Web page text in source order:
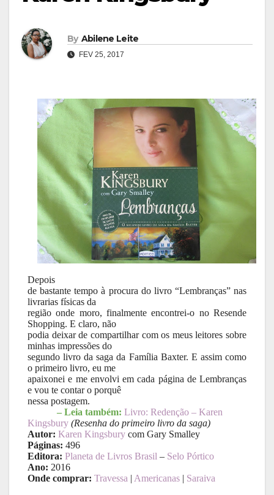
By Abilene Leite
FEV 25, 2017
Depois
de bastante tempo à procura do livro “Lembranças” nas
livrarias físicas da
região onde moro, finalmente encontrei-o no Resende
Shopping. E claro, não
podia deixar de compartilhar com os meus leitores sobre
minhas impressões do
segundo livro da saga da Família Baxter. E assim como
o primeiro livro, eu me
apaixonei e me envolvi em cada página de Lembranças
e vou te contar o porquê
nessa postagem.
– Leia também: Livro: Redenção – Karen
Kingsbury (Resenha do primeiro livro da saga)
Autor: Karen Kingsbury com Gary Smalley
Páginas: 496
Editora: Planeta de Livros Brasil – Selo Pórtico
Ano: 2016
Onde comprar: Travessa | Americanas | Saraiva